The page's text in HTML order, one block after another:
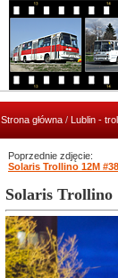
Strona główna / Lublin -
Poprzednie zdjęcie:
Solaris Trollino 12M
Solaris Trollino